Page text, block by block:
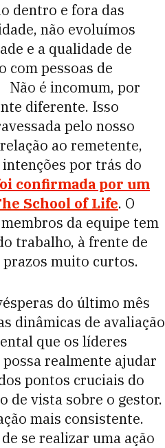
dentro e fora das
não evoluímos
e a qualidade de
com pessoas de
Não é incomum, por
diferente. Isso
pelo nosso
ao remetente,
por trás do
confirmada por um
School of Life. O
da equipe tem
trabalho, à frente de
prazos muito curtos.
do último mês
dinâmicas de avaliação
que os líderes
realmente ajudar
pontos cruciais do
de vista sobre o gestor.
mais consistente.
se realizar uma ação